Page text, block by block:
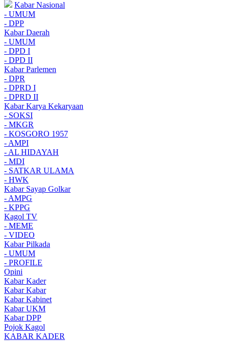
Kabar Nasional
- UMUM
- DPP
Kabar Daerah
- UMUM
- DPD I
- DPD II
Kabar Parlemen
- DPR
- DPRD I
- DPRD II
Kabar Karya Kekaryaan
- SOKSI
- MKGR
- KOSGORO 1957
- AMPI
- AL HIDAYAH
- MDI
- SATKAR ULAMA
- HWK
Kabar Sayap Golkar
- AMPG
- KPPG
Kagol TV
- MEME
- VIDEO
Kabar Pilkada
- UMUM
- PROFILE
Opini
Kabar Kader
Kabar Kabar
Kabar Kabinet
Kabar UKM
Kabar DPP
Pojok Kagol
KABAR KADER